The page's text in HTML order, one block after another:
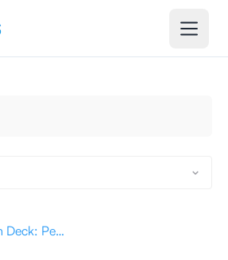
Pitch Deck: Pengertian, Tujuan, Contoh, dan Cara Membuatnya